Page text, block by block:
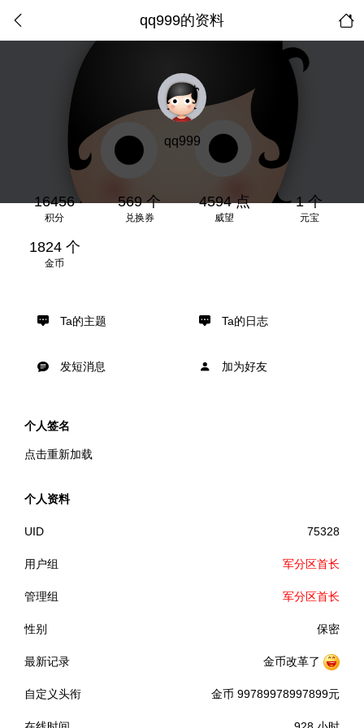
qq999的资料
qq999
16456
积分
569 个
兑换券
4594 点
威望
1 个
元宝
1824 个
金币
Ta的主题 Ta的日志
发短消息 加为好友
个人签名
点击重新加载
个人资料
UID 75328
用户组 军分区首长
管理组 军分区首长
性别 保密
最新记录 金币改革了
自定义头衔 金币 99789978997899元